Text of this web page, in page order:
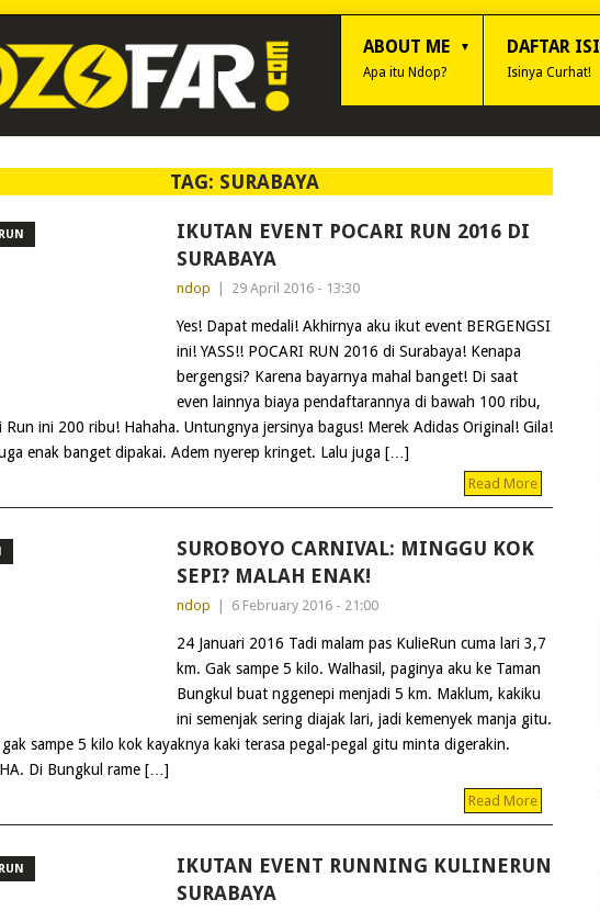
ABOUT ME
Apa itu Ndop?
DAFTAR ISI
Isinya Curhat!
TAG: SURABAYA
IKUTAN EVENT POCARI RUN 2016 DI
SURABAYA
ndop 29 April 2016 - 13:30
Yes! Dapat medali! Akhirnya aku ikut event BERGENGSI
ini! YASS!! POCARI RUN 2016 di Surabaya! Kenapa
bergengsi? Karena bayarnya mahal banget! Di saat
even lainnya biaya pendaftarannya di bawah 100 ribu,
Run ini 200 ribu! Hahaha. Untungnya jersinya bagus! Merek Adidas Original! Gila!
enak banget dipakai. Adem nyerep kringet. Lalu juga […]
Read More
SUROBOYO CARNIVAL: MINGGU KOK
SEPI? MALAH ENAK!
ndop 6 February 2016 - 21:00
24 Januari 2016 Tadi malam pas KulieRun cuma lari 3,7
km. Gak sampe 5 kilo. Walhasil, paginya aku ke Taman
Bungkul buat nggenepi menjadi 5 km. Maklum, kakiku
ini semenjak sering diajak lari, jadi kemenyek manja gitu.
gak sampe 5 kilo kok kayaknya kaki terasa pegal-pegal gitu minta digerakin.
Di Bungkul rame […]
Read More
IKUTAN EVENT RUNNING KULINERUN
SURABAYA